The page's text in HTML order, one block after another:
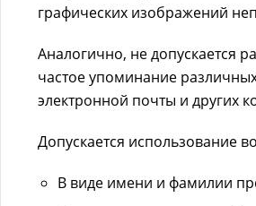
графических изображений
Аналогично, не допускается
частое упоминание
электронной почты и других
Допускается использование
В виде имени и фамилии